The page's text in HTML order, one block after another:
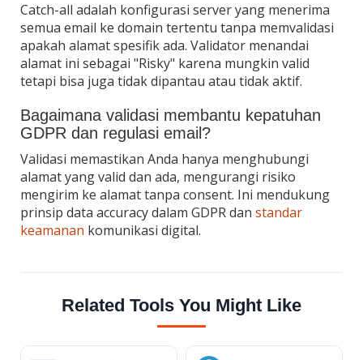
Catch-all adalah konfigurasi server yang menerima
semua email ke domain tertentu tanpa memvalidasi
apakah alamat spesifik ada. Validator menandai
alamat ini sebagai "Risky" karena mungkin valid
tetapi bisa juga tidak dipantau atau tidak aktif.
Bagaimana validasi membantu kepatuhan
GDPR dan regulasi email?
Validasi memastikan Anda hanya menghubungi
alamat yang valid dan ada, mengurangi risiko
mengirim ke alamat tanpa consent. Ini mendukung
prinsip data accuracy dalam GDPR dan standar
keamanan komunikasi digital.
Related Tools You Might Like